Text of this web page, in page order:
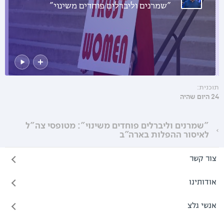
"שמרנים וליברלים פוחדים משינוי"
תוכנית:
24 היום שהיה
"שמרנים וליברלים פוחדים משינוי": מטופסי צה"ל
לאיסור ההפלות בארה"ב
צור קשר
אודותינו
אנשי גלצ